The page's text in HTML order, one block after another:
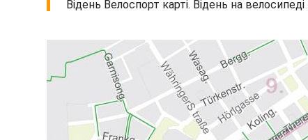
Відень Велоспорт карті. Відень на